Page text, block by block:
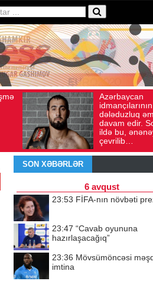
əməlləri
Son 5
136
Ad
qeyd
ürəyi
İyul 30, 2026
SON XƏBƏRLƏR
6 avqust
23:53 FİFA-nın növbəti
23:47 “Cavab oyununa
hazırlaşacağıq”
23:36 Mövsümöncəsi
imtina